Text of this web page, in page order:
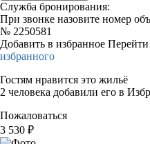
Служба бронирования:
При звонке назовите номер
№ 2250581
Добавить в избранное Перейти
избранного
Гостям нравится это жильё
2 человека добавили его в
Пожаловаться
3 530 ₽